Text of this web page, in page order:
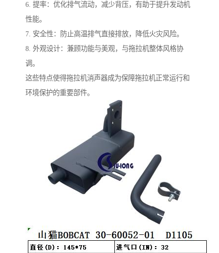
6. 提率：优化排气流动，减少背压，有助于提升发动机
性能。
7. 安全性：防止高温排气直接排放，降低火灾风险。
8. 外观设计：兼顾功能与美观，与拖拉机整体风格协
调。
这些特点使得拖拉机消声器成为保障拖拉机正常运行和
环境保护的重要部件。